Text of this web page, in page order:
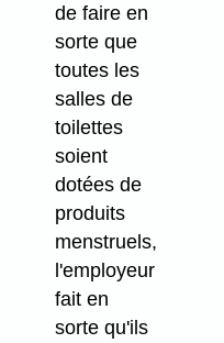
de faire en
sorte que
toutes les
salles de
toilettes
soient
dotées de
produits
menstruels,
l'employeur
fait en
sorte qu'ils